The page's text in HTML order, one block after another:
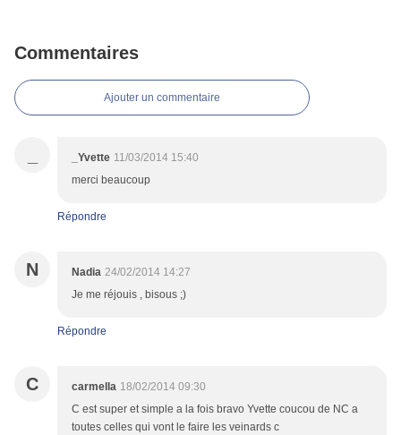
Commentaires
Ajouter un commentaire
_Yvette 11/03/2014 15:40
merci beaucoup
Répondre
N Nadia 24/02/2014 14:27
Je me réjouis , bisous ;)
Répondre
C carmella 18/02/2014 09:30
C est super et simple a la fois bravo Yvette coucou de NC a
toutes celles qui vont le faire les veinards c